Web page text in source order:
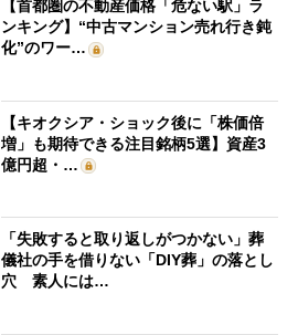
【首都圏の不動産価格「危ない駅」ラ
ンキング】“中古マンション売れ行き鈍
化”のワー…
【キオクシア・ショック後に「株価倍
増」も期待できる注目銘柄5選】資産3
億円超・…
「失敗すると取り返しがつかない」葬
儀社の手を借りない「DIY葬」の落とし
穴 素人には…